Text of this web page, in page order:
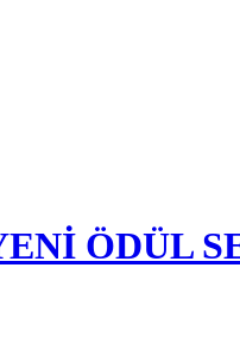
ÖDÜL